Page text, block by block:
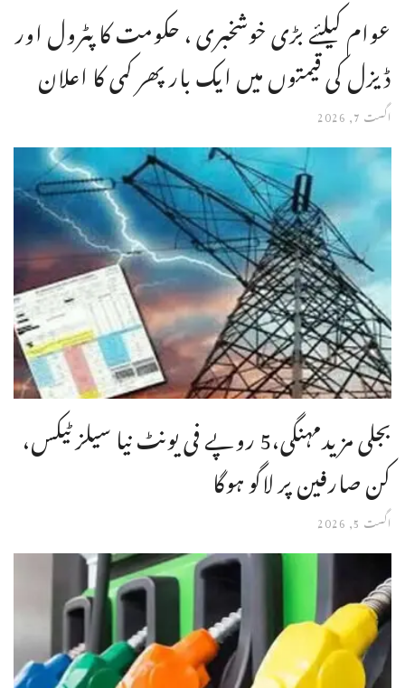
عوام کیلئے بڑی خوشخبری ، حکومت کا پٹرول اور
ڈیزل کی قیمتوں میں ایک بار پھر کمی کا اعلان
اگست 7, 2026
بجلی مزیدمہنگی،5 روپے فی یونٹ نیا سیلز ٹیکس،
کن صارفین پر لاگو ہوگا
اگست 5, 2026